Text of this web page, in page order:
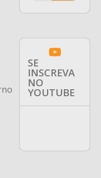
SE
INSCREVA
NO
YOUTUBE